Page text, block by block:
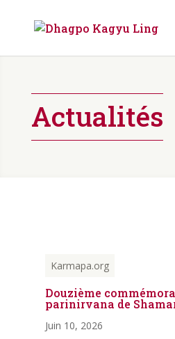
Actualités
Karmapa.org
Douzième
parinirvana de
Juin 10, 2026